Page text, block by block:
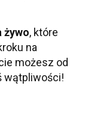
żywo, które
na
możesz od
wątpliwości!